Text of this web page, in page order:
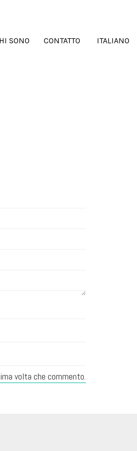
SONO CONTATTO ITALIANO
volta che commento.